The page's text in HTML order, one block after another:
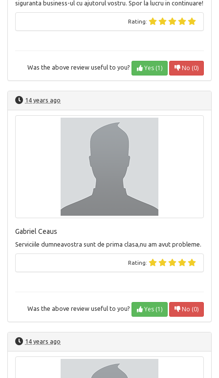
siguranta business-ul cu ajutorul vostru. Spor la lucru in continuare!
Rating:
Was the above review useful to you? Yes (1) No (0)
14 years ago
Gabriel Ceaus
Serviciile dumneavostra sunt de prima clasa,nu am avut probleme.
Rating:
Was the above review useful to you? Yes (1) No (0)
14 years ago